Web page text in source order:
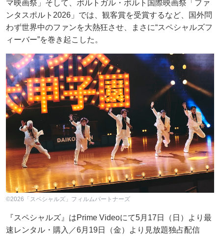
マ映画祭」そして、ポルトガル・ポルト国際映画祭「ファ
ンタスポルト2026」では、観客賞を受賞するなど、国外問
わず世界中のファンを大熱狂させ、まさに“スペシャルズフ
ィーバー”を巻き起こした。
©2026「スペシャルズ」フィルムパートナーズ
『スペシャルズ』はPrime Videoにて5月17日（日）より最
速レンタル・購入／6月19日（金）より見放題独占配信